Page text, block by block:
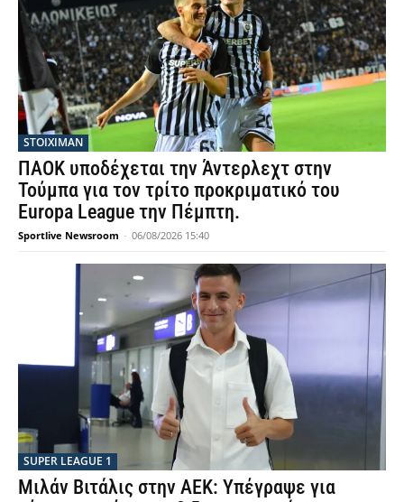
STOIXIMAN
ΠΑΟΚ υποδέχεται την Άντερλεχτ στην
Τούμπα για τον τρίτο προκριματικό του
Europa League την Πέμπτη.
Sportlive Newsroom - 06/08/2026 15:40
SUPER LEAGUE 1
Μιλάν Βιτάλις στην ΑΕΚ: Υπέγραψε για